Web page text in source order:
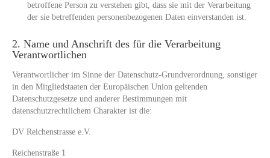
betroffene Person zu verstehen gibt, dass sie mit der Verarbeitung
der sie betreffenden personenbezogenen Daten einverstanden ist.
2. Name und Anschrift des für die Verarbeitung
Verantwortlichen
Verantwortlicher im Sinne der Datenschutz-Grundverordnung, sonstiger
in den Mitgliedstaaten der Europäischen Union geltenden
Datenschutzgesetze und anderer Bestimmungen mit
datenschutzrechtlichem Charakter ist die:
DV Reichenstrasse e.V.
Reichenstraße 1